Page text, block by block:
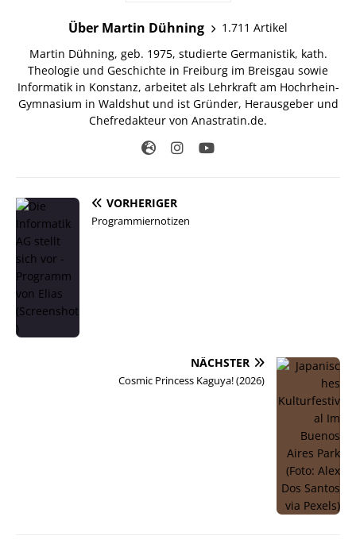
Über Martin Dühning
1.711 Artikel
Martin Dühning, geb. 1975, studierte Germanistik, kath.
Theologie und Geschichte in Freiburg im Breisgau sowie
Informatik in Konstanz, arbeitet als Lehrkraft am Hochrhein-
Gymnasium in Waldshut und ist Gründer, Herausgeber und
Chefredakteur von Anastratin.de.
VORHERIGER
Programmiernotizen
NÄCHSTER
Cosmic Princess Kaguya! (2026)